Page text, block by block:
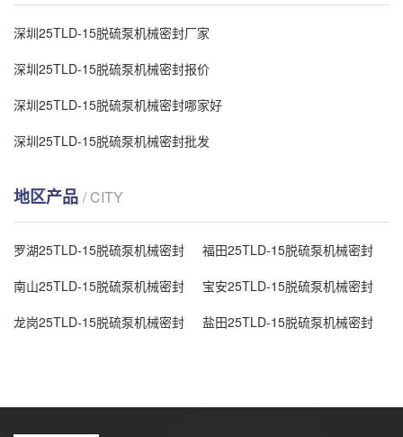
深圳25TLD-15脱硫泵机械密封厂家
深圳25TLD-15脱硫泵机械密封报价
深圳25TLD-15脱硫泵机械密封哪家好
深圳25TLD-15脱硫泵机械密封批发
地区产品 / CITY
罗湖25TLD-15脱硫泵机械密封
福田25TLD-15脱硫泵机械密封
南山25TLD-15脱硫泵机械密封
宝安25TLD-15脱硫泵机械密封
龙岗25TLD-15脱硫泵机械密封
盐田25TLD-15脱硫泵机械密封